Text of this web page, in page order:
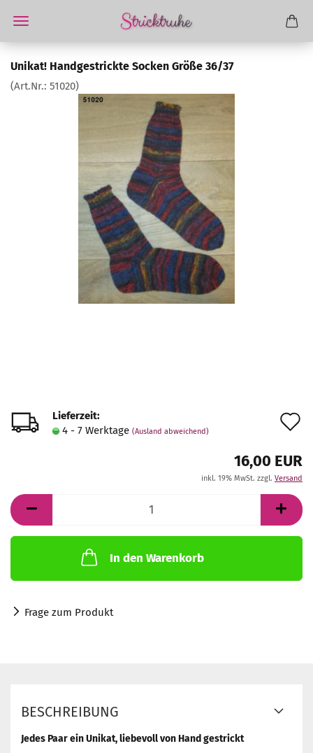
Unikat! Handgestrickte Socken Größe 36/37
(Art.Nr.: 51020)
Lieferzeit:
4 - 7 Werktage (Ausland abweichend)
16,00 EUR
inkl. 19% MwSt. zzgl. Versand
In den Warenkorb
Frage zum Produkt
BESCHREIBUNG
Jedes Paar ein Unikat, liebevoll von Hand gestrickt